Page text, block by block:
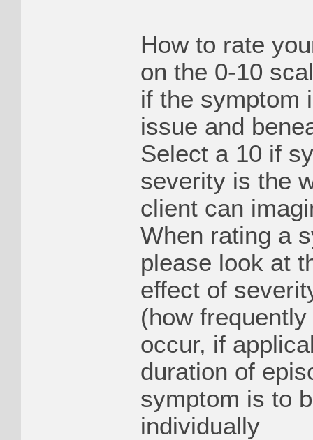
How to rate
on the 0-10
if the symptom
issue and
Select a 10 if
severity is the
client can
When rating a
please look at
effect of
(how
occur, if
duration of
symptom is to
individually